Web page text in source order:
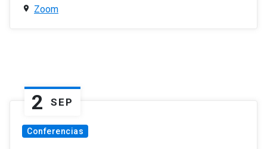
Zoom
2 SEP
Conferencias